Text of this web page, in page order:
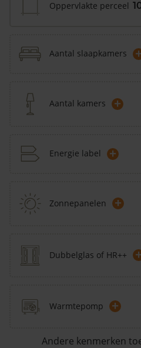
Oppervlakte perceel
Aantal slaapkamers +
Aantal kamers +
Energie label +
Zonnepanelen +
Dubbelglas of HR++ +
Warmtepomp +
Andere kenmerken